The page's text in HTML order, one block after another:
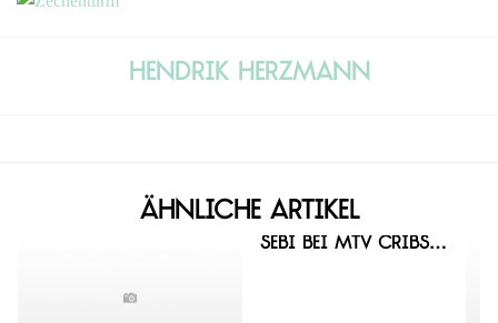
Hendrik Herzmann
Ähnliche Artikel
Sebi bei MTV Cribs…